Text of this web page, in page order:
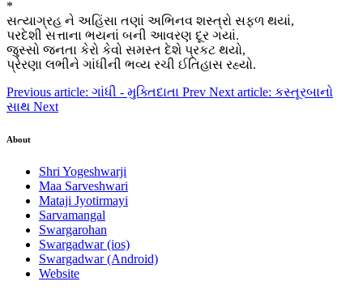
*
સત્યાગ્રહ ને અહિંસા તણાં અભિનવ શસ્ત્રો સફળ થયાં,
પરદેશી સત્તાના ભયનાં બની આવરણ દૂર ગયાં.
જુસ્સો જનતા કેરો કેવો સમસ્ત દેશે પ્રકટ થયો,
પ્રેરણા લભીને ગાંધીની ભવ્ય રચી ઈતિહાસ રહ્યો.
Previous article: ગાંધી - મુક્તિદાતા Prev Next article: કસ્તૂરબાનો
સાથ Next
About
Shri Yogeshwarji
Maa Sarveshwari
Mataji Jyotirmayi
Sarvamangal
Swargarohan
Swargadwar (ios)
Swargadwar (Android)
Website